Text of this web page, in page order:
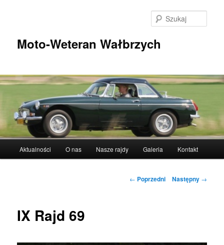
Moto-Weteran Wałbrzych
Aktualności O nas Nasze rajdy Galeria Kontakt
Nawigacja
← Poprzedni Następny →
IX Rajd 69